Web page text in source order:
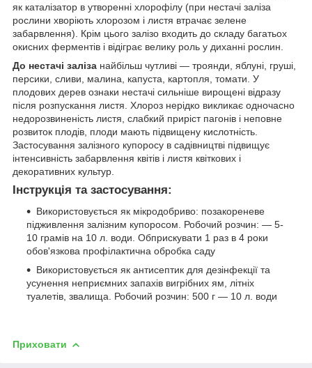
як каталізатор в утворенні хлорофілу (при нестачі заліза
рослини хворіють хлорозом і листя втрачає зелене
забарвлення). Крім цього залізо входить до складу багатьох
окисних ферментів і відіграє велику роль у диханні рослин.
До нестачі заліза найбільш чутливі — троянди, яблуні, груші,
персики, сливи, малина, капуста, картопля, томати. У
плодових дерев ознаки нестачі сильніше вирощені відразу
після розпускання листя. Хлороз нерідко викликає одночасно
недорозвиненість листя, слабкий приріст пагонів і неповне
розвиток плодів, плоди мають підвищену кислотність.
Застосування залізного купоросу в садівництві підвищує
інтенсивність забарвлення квітів і листя квіткових і
декоративних культур.
Інструкція та застосування:
Використовується як мікродобриво: позакореневе
підживлення залізним купоросом. Робочий розчин: ― 5-
10 грамів на 10 л. води. Обприскувати 1 раз в 4 роки
обов'язкова профілактична обробка саду
Використовується як антисептик для дезінфекції та
усунення неприємних запахів вигрібних ям, літніх
туалетів, звалища. Робочий розчин: 500 г ― 10 л. води
Приховати